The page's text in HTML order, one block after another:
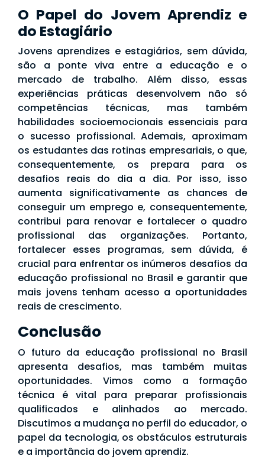
O Papel do Jovem Aprendiz e
do Estagiário
Jovens aprendizes e estagiários, sem dúvida,
são a ponte viva entre a educação e o
mercado de trabalho. Além disso, essas
experiências práticas desenvolvem não só
competências técnicas, mas também
habilidades socioemocionais essenciais para
o sucesso profissional. Ademais, aproximam
os estudantes das rotinas empresariais, o que,
consequentemente, os prepara para os
desafios reais do dia a dia. Por isso, isso
aumenta significativamente as chances de
conseguir um emprego e, consequentemente,
contribui para renovar e fortalecer o quadro
profissional das organizações. Portanto,
fortalecer esses programas, sem dúvida, é
crucial para enfrentar os inúmeros desafios da
educação profissional no Brasil e garantir que
mais jovens tenham acesso a oportunidades
reais de crescimento.
Conclusão
O futuro da educação profissional no Brasil
apresenta desafios, mas também muitas
oportunidades. Vimos como a formação
técnica é vital para preparar profissionais
qualificados e alinhados ao mercado.
Discutimos a mudança no perfil do educador, o
papel da tecnologia, os obstáculos estruturais
e a importância do jovem aprendiz.